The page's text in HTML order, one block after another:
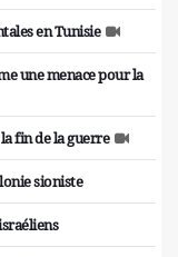
en Tunisie
une menace pour la
fin de la guerre
sioniste